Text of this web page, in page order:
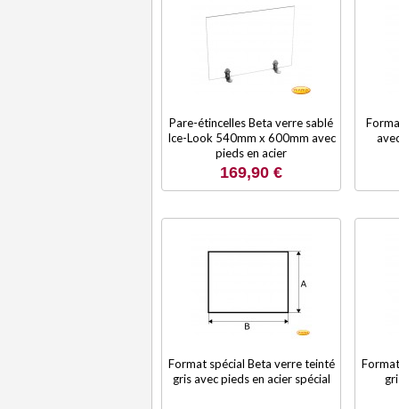
Pare-étincelles Beta verre sablé
Ice-Look 540mm x 600mm avec
pieds en acier
169,90 €
Format spécial Beta verre teinté
gris avec pieds en acier spécial